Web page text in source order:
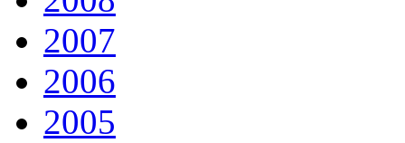
2007
2006
2005